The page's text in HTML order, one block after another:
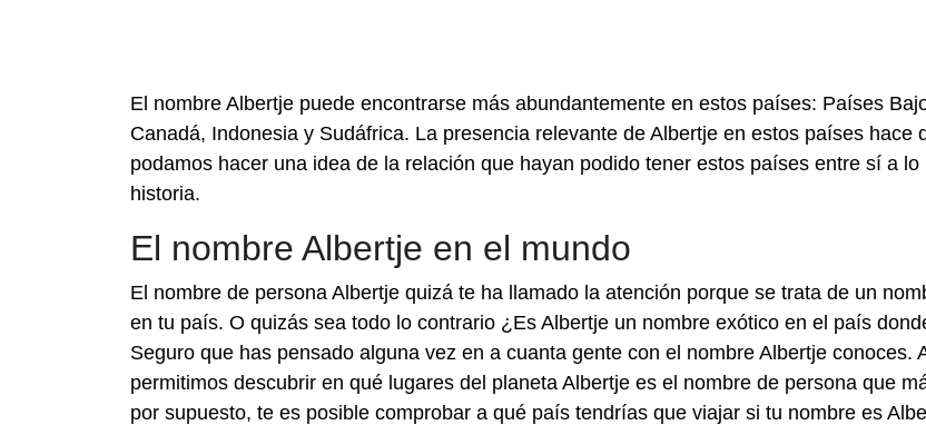
El nombre Albertje puede encontrarse más abundantemente en estos países: Países
Canadá, Indonesia y Sudáfrica. La presencia relevante de Albertje en estos países hace
podamos hacer una idea de la relación que hayan podido tener estos países entre sí a lo
historia.
El nombre Albertje en el mundo
El nombre de persona Albertje quizá te ha llamado la atención porque se trata de un
en tu país. O quizás sea todo lo contrario ¿Es Albertje un nombre exótico en el país
Seguro que has pensado alguna vez en a cuanta gente con el nombre Albertje conoces.
permitimos descubrir en qué lugares del planeta Albertje es el nombre de persona que
por supuesto, te es posible comprobar a qué país tendrías que viajar si tu nombre es